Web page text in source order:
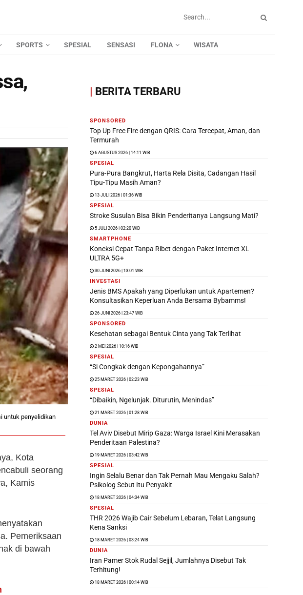
SPORTS SPESIAL SENSASI FLONA WISATA
untuk penyelidikan
Kota
seorang
Kamis
Pemeriksaan
di bawah
| BERITA TERBARU
SPONSORED
Top Up Free Fire dengan QRIS: Cara Tercepat, Aman, dan
Termurah
6 AGUSTUS 2026 | 14:11 WIB
SPESIAL
Pura-Pura Bangkrut, Harta Rela Disita, Cadangan Hasil
Tipu-Tipu Masih Aman?
13 JULI 2026 | 01:36 WIB
SPESIAL
Stroke Susulan Bisa Bikin Penderitanya Langsung Mati?
5 JULI 2026 | 02:20 WIB
SMARTPHONE
Koneksi Cepat Tanpa Ribet dengan Paket Internet XL
ULTRA 5G+
30 JUNI 2026 | 13:01 WIB
INVESTASI
Jenis BMS Apakah yang Diperlukan untuk Apartemen?
Konsultasikan Keperluan Anda Bersama Bybamms!
26 JUNI 2026 | 23:47 WIB
SPONSORED
Kesehatan sebagai Bentuk Cinta yang Tak Terlihat
2 MEI 2026 | 10:16 WIB
SPESIAL
“Si Congkak dengan Kepongahannya”
25 MARET 2026 | 02:23 WIB
SPESIAL
“Dibaikin, Ngelunjak. Diturutin, Menindas”
21 MARET 2026 | 01:28 WIB
DUNIA
Tel Aviv Disebut Mirip Gaza: Warga Israel Kini Merasakan
Penderitaan Palestina?
19 MARET 2026 | 03:42 WIB
SPESIAL
Ingin Selalu Benar dan Tak Pernah Mau Mengaku Salah?
Psikolog Sebut Itu Penyakit
18 MARET 2026 | 04:34 WIB
SPESIAL
THR 2026 Wajib Cair Sebelum Lebaran, Telat Langsung
Kena Sanksi
18 MARET 2026 | 03:24 WIB
DUNIA
Iran Pamer Stok Rudal Sejjil, Jumlahnya Disebut Tak
Terhitung!
18 MARET 2026 | 00:14 WIB